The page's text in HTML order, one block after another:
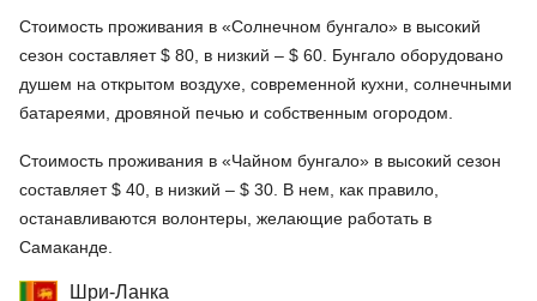
Стоимость проживания в «Солнечном бунгало» в высокий
сезон составляет $ 80, в низкий – $ 60. Бунгало оборудовано
душем на открытом воздухе, современной кухни, солнечными
батареями, дровяной печью и собственным огородом.
Стоимость проживания в «Чайном бунгало» в высокий сезон
составляет $ 40, в низкий – $ 30. В нем, как правило,
останавливаются волонтеры, желающие работать в
Самаканде.
Шри-Ланка